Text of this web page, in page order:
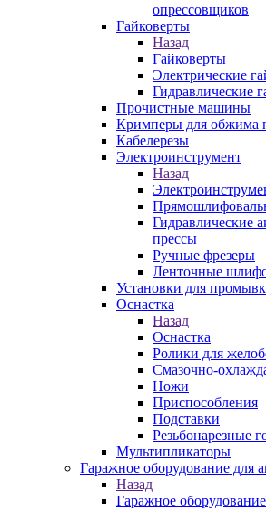
опрессовщиков
Гайковерты
Назад
Гайковерты
Электрические
Гидравлические
Прочистные машины
Кримперы для обжима
Кабелерезы
Электроинструмент
Назад
Гидравлические
прессы
Ручные фрезеры
Ленточные
Установки для
Оснастка
Назад
Оснастка
Ролики для
Смазочно-
Ножи
Приспособления
Подставки
Резьбонарезные
Мультипликаторы
Гаражное оборудование для
Назад
Гаражное